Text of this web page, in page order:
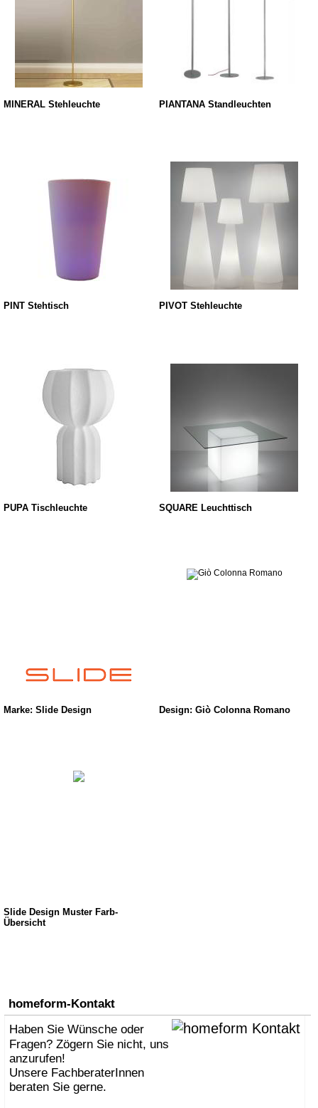
MINERAL Stehleuchte PIANTANA Standleuchten
PINT Stehtisch PIVOT Stehleuchte
PUPA Tischleuchte SQUARE Leuchttisch
Marke: Slide Design Design: Giò Colonna Romano
Slide Design Muster Farb-
Übersicht
homeform-Kontakt
Haben Sie Wünsche oder
Fragen? Zögern Sie nicht, uns
anzurufen!
Unsere FachberaterInnen
beraten Sie gerne.